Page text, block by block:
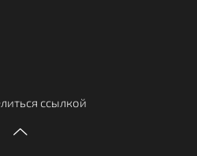
ссылкой